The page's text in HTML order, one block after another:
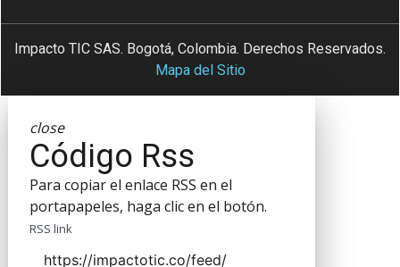
Impacto TIC SAS. Bogotá, Colombia. Derechos Reservados.
Mapa del Sitio
close
Código Rss
Para copiar el enlace RSS en el
portapapeles, haga clic en el botón.
RSS link